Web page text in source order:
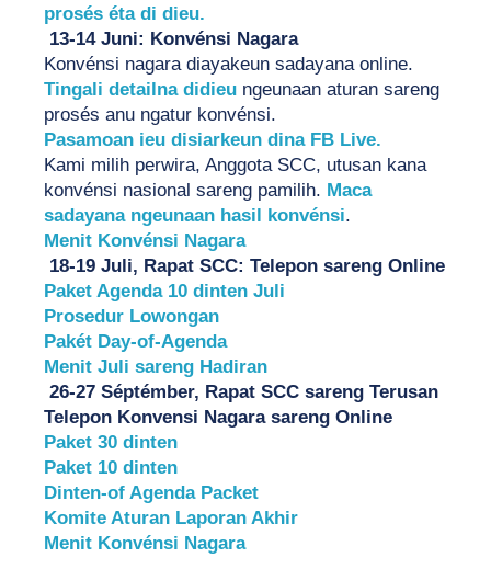
prosés éta di dieu.
13-14 Juni: Konvénsi Nagara
Tingali detailna didieu ngeunaan aturan sareng
prosés anu ngatur konvénsi.
Pasamoan ieu disiarkeun dina FB Live.
Kami milih perwira, Anggota SCC, utusan kana
konvénsi nasional sareng pamilih. Maca
sadayana ngeunaan hasil konvénsi.
Menit Konvénsi Nagara
18-19 Juli, Rapat SCC: Telepon sareng Online
Paket Agenda 10 dinten Juli
Prosedur Lowongan
Pakét Day-of-Agenda
Menit Juli sareng Hadiran
Telepon Konvensi Nagara sareng Online
Paket 30 dinten
Paket 10 dinten
Dinten-of Agenda Packet
Komite Aturan Laporan Akhir
Menit Konvénsi Nagara